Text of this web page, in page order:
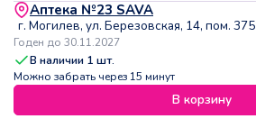
Аптека №23 SAVA
г. Могилев, ул. Березовская, 14, пом. 375
Годен до 30.11.2027
В наличии 1 шт.
Можно забрать через 15 минут
В корзину